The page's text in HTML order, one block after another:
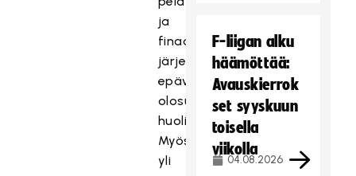
ja
finaalit
järjestettyä
epävakaista
olosuhteista
huolimatta.
Myöskään
yli
F-liigan alku
häämöttää:
Avauskierrok
set syyskuun
toisella
viikolla
04.08.2026